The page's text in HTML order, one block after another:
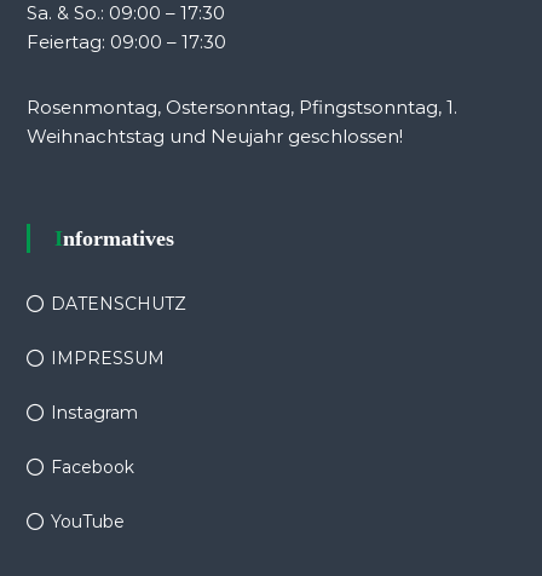
Sa. & So.: 09:00 – 17:30
Feiertag: 09:00 – 17:30
Rosenmontag, Ostersonntag, Pfingstsonntag, 1.
Weihnachtstag und Neujahr geschlossen!
Informatives
DATENSCHUTZ
IMPRESSUM
Instagram
Facebook
YouTube